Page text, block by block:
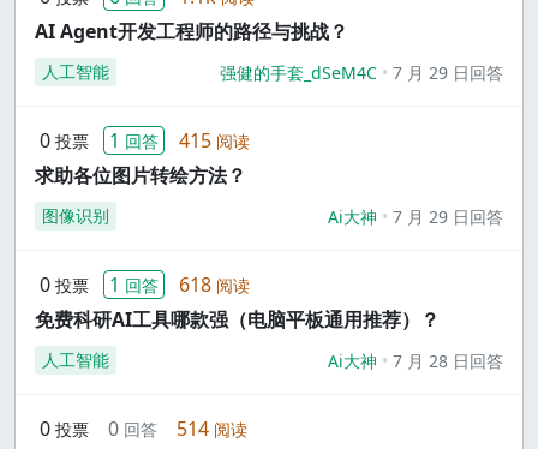
AI Agent开发工程师的路径与挑战？
人工智能 强健的手套_dSeM4C 7 月 29 日回答
0 投票 1 回答 415 阅读
求助各位图片转绘方法？
图像识别 Ai大神 7 月 29 日回答
0 投票 1 回答 618 阅读
免费科研AI工具哪款强（电脑平板通用推荐）？
人工智能 Ai大神 7 月 28 日回答
0 投票 0 回答 514 阅读